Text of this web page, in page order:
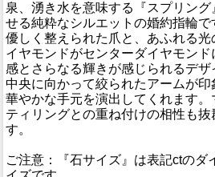
泉、湧き水を意味する『スプリン
せる純粋なシルエットの婚約指輪
優しく整えられた爪と、あふれる
イヤモンドがセンターダイヤモン
感とさらなる輝きが感じられるデザ
中央に向かって絞られたアームが
華やかな手元を演出してくれます
ティリングとの重ね付けの相性も
す。
ご注意：『石サイズ』は表記ctのダ